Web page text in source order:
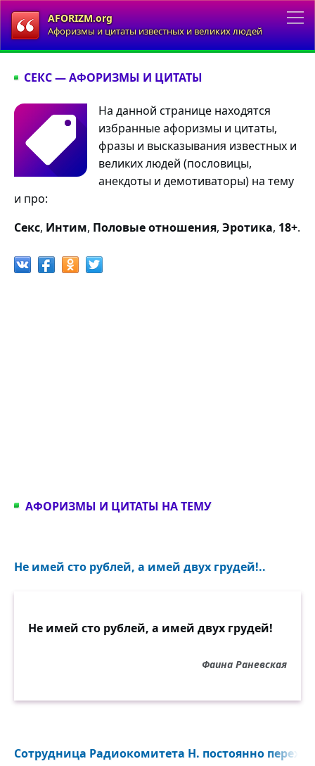
AFORIZM.org
Афоризмы и цитаты известных и великих людей
СЕКС — АФОРИЗМЫ И ЦИТАТЫ
На данной странице находятся
избранные афоризмы и цитаты,
фразы и высказывания известных и
великих людей (пословицы,
анекдоты и демотиваторы) на тему
и про:
Секс, Интим, Половые отношения, Эротика, 18+.
АФОРИЗМЫ И ЦИТАТЫ НА ТЕМУ
Не имей сто рублей, а имей двух грудей!..
Не имей сто рублей, а имей двух грудей!
Фаина Раневская
Сотрудница Радиокомитета Н. постоянно